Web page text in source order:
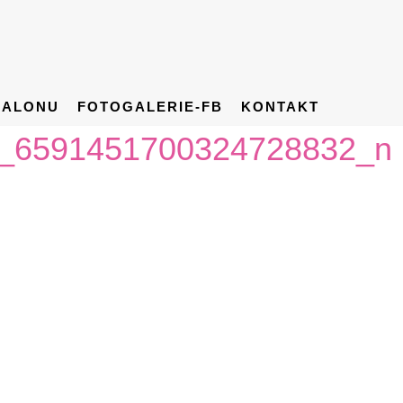
FOTOGALERIE-FB KONTAKT